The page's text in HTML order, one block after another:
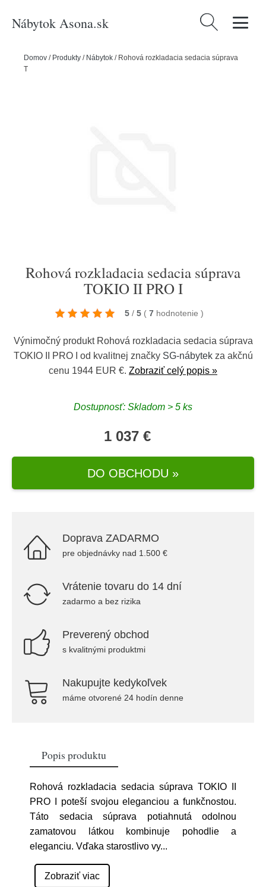
Nábytok Asona.sk Hľadať:
Domov / Produkty / Nábytok / Rohová rozkladacia sedacia súprava
TOKIO II PRO I
Rohová rozkladacia sedacia súprava
TOKIO II PRO I
5 / 5 ( 7 hodnotenie )
Výnimočný produkt Rohová rozkladacia sedacia súprava
TOKIO II PRO I od kvalitnej značky SG-nábytekza akčnú
cenu 1944 EUR €. Zobraziť celý popis »
Dostupnosť: Skladom > 5 ks
1 037 €
DO OBCHODU »
Doprava ZADARMO
pre objednávky nad 1.500 €
Vrátenie tovaru do 14 dní
zadarmo a bez rizika
Preverený obchod
s kvalitnými produktmi
Nakupujte kedykoľvek
máme otvorené 24 hodín denne
Popis produktu
Rohová rozkladacia sedacia súprava TOKIO II
PRO I poteší svojou eleganciou a funkčnostou.
Táto sedacia súprava potiahnutá odolnou
zamatovou látkou kombinuje pohodlie a
eleganciu. Vďaka starostlivo vy...
Zobraziť viac